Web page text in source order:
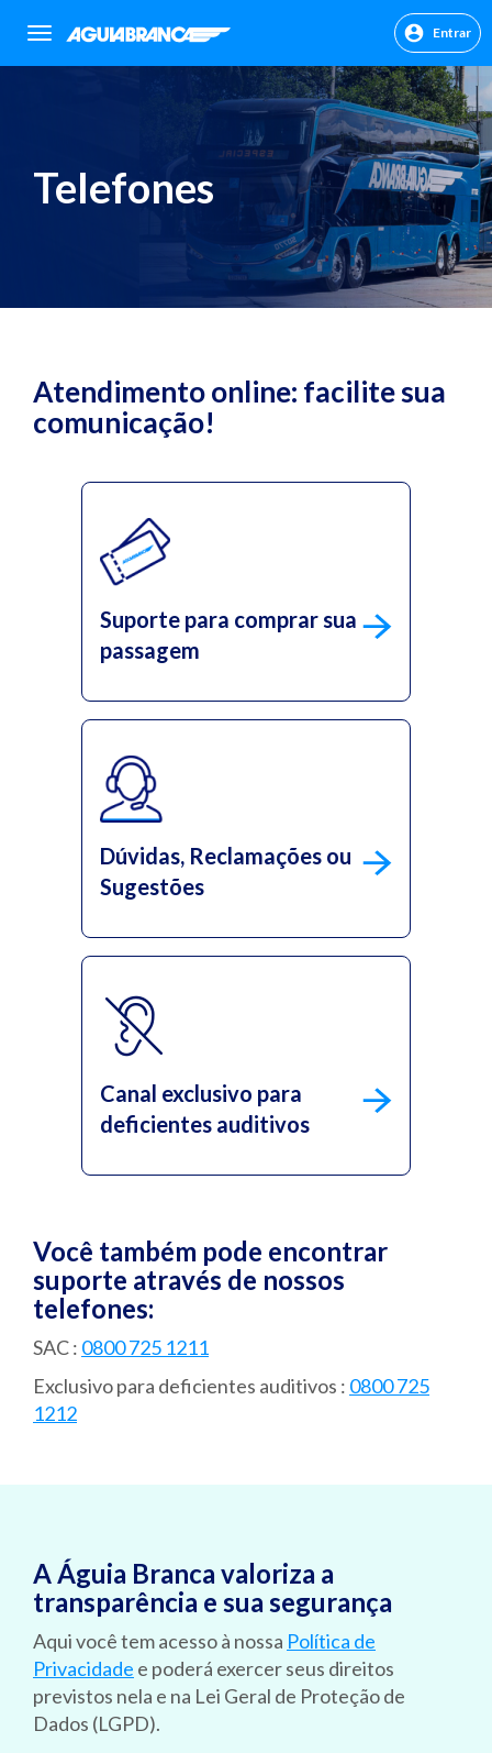
sr.header.toggle.navigation Entrar
Telefones
Atendimento online: facilite sua
comunicação!
Suporte para comprar sua
passagem
Dúvidas, Reclamações ou
Sugestões
Canal exclusivo para
deficientes auditivos
Você também pode encontrar
suporte através de nossos
telefones:
SAC : 0800 725 1211
Exclusivo para deficientes auditivos : 0800 725
1212
A Águia Branca valoriza a
transparência e sua segurança
Aqui você tem acesso à nossa Política de
Privacidade e poderá exercer seus direitos
previstos nela e na Lei Geral de Proteção de
Dados (LGPD).